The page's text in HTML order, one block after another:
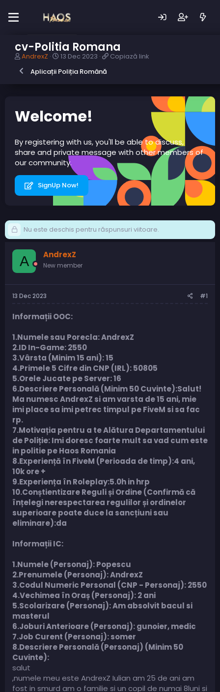
cv-Politia Romana
A
t
u
b
c
t
AndrexZ
D
t
a
13 Dec 2023
C
k
Copiază link
Aplicații Poliția Română
Welcome!
By registering with us, you'll be able to discuss,
share and private message with other members of
our community.
SignUp Now!
Nu este deschis pentru răspunsuri viitoare.
A AndrexZ
New member
13 Dec 2023 #1
Informații OOC:
1.Numele sau Porecla: AndrexZ
2.ID In-Game: 2550
3.Vârsta (Minim 15 ani): 15
4.Primele 5 Cifre din CNP (IRL): 50805
5.Orele Jucate pe Server: 16
6.Descriere Personală (Minim 50 Cuvinte):Salut!
Ma numesc AndrexZ si am varsta de 15 ani, mie
imi place sa imi petrec timpul pe FiveM si sa fac
rp.
7.Motivația pentru a te Alătura Departamentului
de Poliție: Imi doresc foarte mult sa vad cum este
in politie pe Haos Romania
8.Experiență în FiveM (Perioada de timp):4 ani,
10k ore +
9.Experiența în Roleplay:5.0h in hrp
10.Conștientizare Reguli și Ordine (Confirmă că
înțelegi nerespectarea regulilor și ordinelor
superioare poate duce la sancțiuni sau
eliminare):da
Informații IC:
1.Numele (Personaj): Popescu
2.Prenumele (Personaj): AndrexZ
3.Codul Numeric Personal (CNP - Personaj): 2550
4.Vechimea în Oraș (Personaj): 2 ani
5.Scolarizare (Personaj): Am absolvit bacul si
masterul
6.Joburi Anterioare (Personaj): gunoier, medic
7.Job Curent (Personaj): somer
8.Descriere Personală (Personaj) (Minim 50
Cuvinte):
salut
,numele meu este AndrexZ Iulian am 25 de ani am
fost in smurd am o familie si un copil de numai 8luni si